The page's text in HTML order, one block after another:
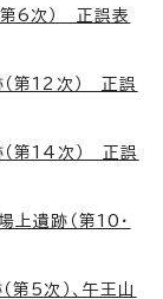
6次） 正誤表
第12次） 正誤
第14次） 正誤
遺跡（第10・
5次）、午王山